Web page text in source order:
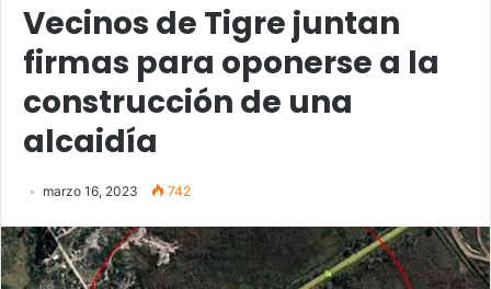
Vecinos de Tigre juntan
firmas para oponerse a la
construcción de una
alcaidía
marzo 16, 2023 742